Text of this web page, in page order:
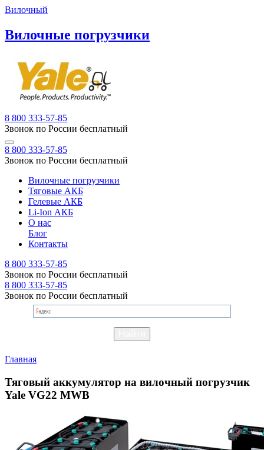
Вилочный
Вилочные погрузчики
8 800 333-57-85
Звонок по России бесплатный
8 800 333-57-85
Звонок по России бесплатный
Вилочные погрузчики
Тяговые АКБ
Гелевые АКБ
Li-Ion АКБ
О нас
Блог
Контакты
8 800 333-57-85
Звонок по России бесплатный
8 800 333-57-85
Звонок по России бесплатный
Главная
Тяговый аккумулятор на вилочный погрузчик
Yale VG22 MWB